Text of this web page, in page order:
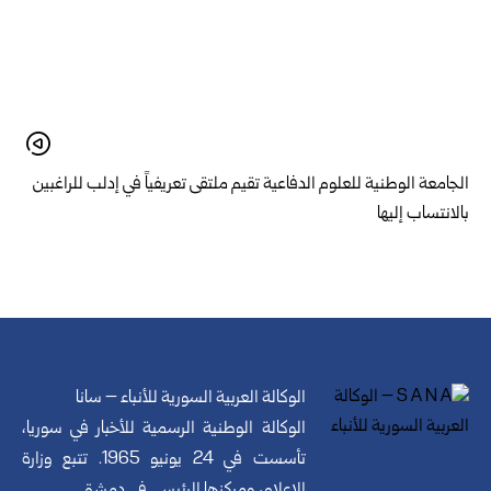
الجامعة الوطنية للعلوم الدفاعية تقيم ملتقى تعريفياً في إدلب للراغبين
بالانتساب إليها
الوكالة العربية السورية للأنباء – سانا
الوكالة الوطنية الرسمية للأخبار في سوريا،
تأسست في 24 يونيو 1965. تتبع وزارة